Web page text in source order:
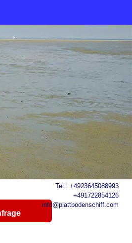
Tel.: +4923645088993
+491722854126
info@plattbodenschiff.com